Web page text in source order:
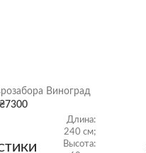
Щебень насыпью
Виноград
₴7300
Длина:
240 см;
Высота: